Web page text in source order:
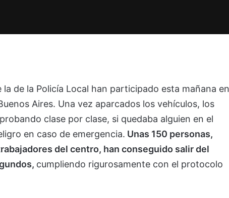
de la Policía Local han participado esta mañana en
Aires. Una vez aparcados los vehículos, los
clase por clase, si quedaba alguien en el
en caso de emergencia. Unas 150 personas,
del centro, han conseguido salir del
cumpliendo rigurosamente con el protocolo